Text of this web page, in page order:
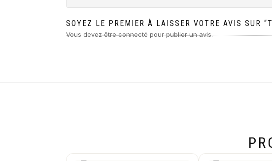
SOYEZ LE PREMIER À LAISSER VOTRE AVIS SUR
Vous devez êtreconnectépour publier un avis.